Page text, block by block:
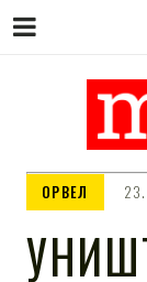
ОРВЕЛ